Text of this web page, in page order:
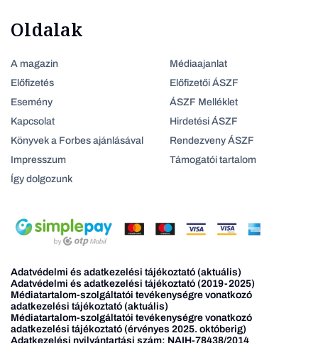
Oldalak
A magazin
Előfizetés
Esemény
Kapcsolat
Könyvek a Forbes ajánlásával
Impresszum
Így dolgozunk
Médiaajanlat
Előfizetői ÁSZF
ÁSZF Melléklet
Hirdetési ÁSZF
Rendezveny ÁSZF
Támogatói tartalom
Adatvédelmi és adatkezelési tájékoztató (aktuális)
Adatvédelmi és adatkezelési tájékoztató (2019-2025)
Médiatartalom-szolgáltatói tevékenységre vonatkozó
adatkezelési tájékoztató (aktuális)
Médiatartalom-szolgáltatói tevékenységre vonatkozó
adatkezelési tájékoztató (érvényes 2025. októberig)
Adatkezelési nyilvántartási szám: NAIH-78438/2014